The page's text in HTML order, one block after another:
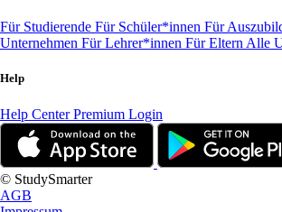
Für Studierende Für Schüler*innen Für
Unternehmen Für Lehrer*innen Für Eltern Alle
Help
Help CenterPremium Login
© StudySmarter
AGB